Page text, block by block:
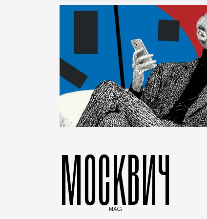
МОСКВИЧ
MAG